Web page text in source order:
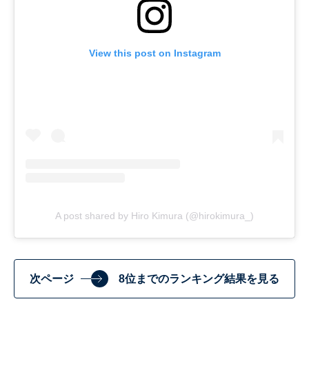
View this post on Instagram
A post shared by Hiro Kimura (@hirokimura_)
次ページ 8位までのランキング結果を見る